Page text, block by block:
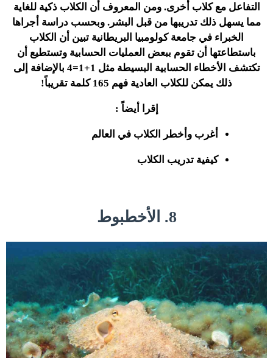
التفاعل مع كلاب أخرى. ومن المعروف أن الكلاب ذكية للغاية
مما يسهل ذلك تدريبها من قبل البشر. وبحسب دراسة أجراها
الخبراء في جامعة كولومبيا البريطانية تبين أن الكلاب
باستطاعتها أن تقوم ببعض العمليات الحسابية وتستطيع أن
تكتشف الأخطاء الحسابية البسيطة مثل 1+1=4 بالإضافة إلى
ذلك يمكن للكلاب العادية فهم 165 كلمة تقريباً!
إقرا أيضاً :
أغرب وأخطر الكلاب في العالم
كيفية تدريب الكلاب
8. الأخطبوط